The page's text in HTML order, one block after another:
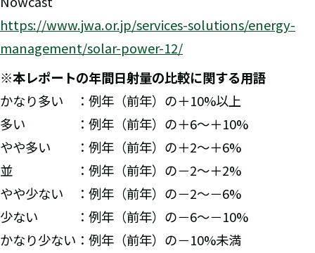
https://www.jwa.or.jp/services-solutions/energy-
management/solar-power-12/
※本レポートの年間日射量の比較に関する用語
かなり多い ：例年（前年）の＋10%以上
多い ：例年（前年）の＋6～＋10%
やや多い ：例年（前年）の＋2～＋6%
並 ：例年（前年）の－2～＋2%
やや少ない ：例年（前年）の－2～－6%
少ない ：例年（前年）の－6～－10%
かなり少ない：例年（前年）の－10%未満